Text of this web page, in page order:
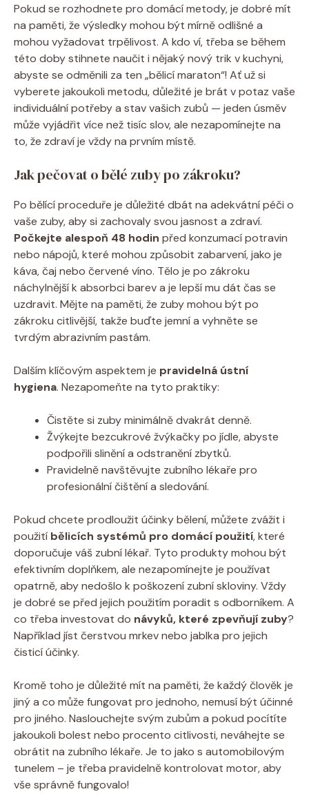
Pokud se rozhodnete pro domácí metody, je dobré mít
na paměti, že výsledky mohou být mírně odlišné a
mohou vyžadovat trpělivost. A kdo ví, třeba se během
této doby stihnete naučit i nějaký nový trik v kuchyni,
abyste se odměnili za ten „bělicí maraton“! Ať už si
vyberete jakoukoli metodu, důležité je brát v potaz vaše
individuální potřeby a stav vašich zubů — jeden úsměv
může vyjádřit více než tisíc slov, ale nezapomínejte na
to, že zdraví je vždy na prvním místě.
Jak pečovat o bělé zuby po zákroku?
Po bělící proceduře je důležité dbát na adekvátní péči o
vaše zuby, aby si zachovaly svou jasnost a zdraví.
Počkejte alespoň 48 hodin před konzumací potravin
nebo nápojů, které mohou způsobit zabarvení, jako je
káva, čaj nebo červené víno. Tělo je po zákroku
náchylnější k absorbci barev a je lepší mu dát čas se
uzdravit. Mějte na paměti, že zuby mohou být po
zákroku citlivější, takže buďte jemní a vyhněte se
tvrdým abrazivním pastám.
Dalším klíčovým aspektem je pravidelná ústní
hygiena. Nezapomeňte na tyto praktiky:
Čistěte si zuby minimálně dvakrát denně.
Žvýkejte bezcukrové žvýkačky po jídle, abyste
podpořili slinění a odstranění zbytků.
Pravidelně navštěvujte zubního lékaře pro
profesionální čištění a sledování.
Pokud chcete prodloužit účinky bělení, můžete zvážit i
použití bělicích systémů pro domácí použití, které
doporučuje váš zubní lékař. Tyto produkty mohou být
efektivním doplňkem, ale nezapomínejte je používat
opatrně, aby nedošlo k poškození zubní skloviny. Vždy
je dobré se před jejich použitím poradit s odborníkem. A
co třeba investovat do návyků, které zpevňují zuby?
Například jíst čerstvou mrkev nebo jablka pro jejich
čisticí účinky.
Kromě toho je důležité mít na paměti, že každý člověk je
jiný a co může fungovat pro jednoho, nemusí být účinné
pro jiného. Naslouchejte svým zubům a pokud pocítíte
jakoukoli bolest nebo procento citlivosti, neváhejte se
obrátit na zubního lékaře. Je to jako s automobilovým
tunelem – je třeba pravidelně kontrolovat motor, aby
vše správně fungovalo!